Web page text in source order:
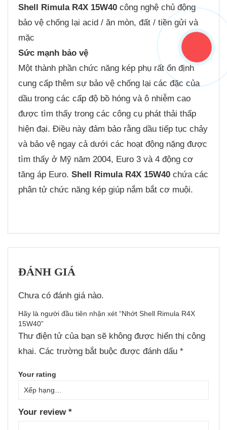
Shell Rimula R4X 15W40 công nghệ chủ động
bảo vệ chống lại acid / ăn mòn, đất / tiền gửi và
mặc
Sức mạnh bảo vệ
Một thành phần chức năng kép phụ rất ổn định
cung cấp thêm sự bảo vệ chống lại các đặc của
dầu trong các cấp độ bồ hóng và ô nhiễm cao
được tìm thấy trong các công cụ phát thải thấp
hiện đại. Điều này đảm bảo rằng dầu tiếp tục chảy
và bảo vệ ngay cả dưới các hoạt động nặng được
tìm thấy ở Mỹ năm 2004, Euro 3 và 4 động cơ
tăng áp Euro. Shell Rimula R4X 15W40 chứa các
phân tử chức năng kép giúp nắm bắt cơ muội.
ĐÁNH GIÁ
Chưa có đánh giá nào.
Hãy là người đầu tiên nhận xét “Nhớt Shell Rimula R4X
15W40”
Thư điện tử của bạn sẽ không được hiển thị công
khai. Các trường bắt buộc được đánh dấu *
Your rating
Your review *